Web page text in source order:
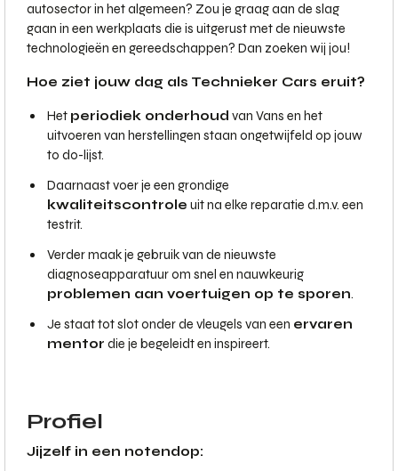
autosector in het algemeen? Zou je graag aan de slag
gaan in een werkplaats die is uitgerust met de nieuwste
technologieën en gereedschappen? Dan zoeken wij jou!
Hoe ziet jouw dag als Technieker Cars eruit?
Het periodiek onderhoud van Vans en het
uitvoeren van herstellingen staan ongetwijfeld op jouw
to do-lijst.
Daarnaast voer je een grondige
kwaliteitscontrole uit na elke reparatie d.m.v. een
testrit.
Verder maak je gebruik van de nieuwste
diagnoseapparatuur om snel en nauwkeurig
problemen aan voertuigen op te sporen.
Je staat tot slot onder de vleugels van een ervaren
mentor die je begeleidt en inspireert.
Profiel
Jijzelf in een notendop: